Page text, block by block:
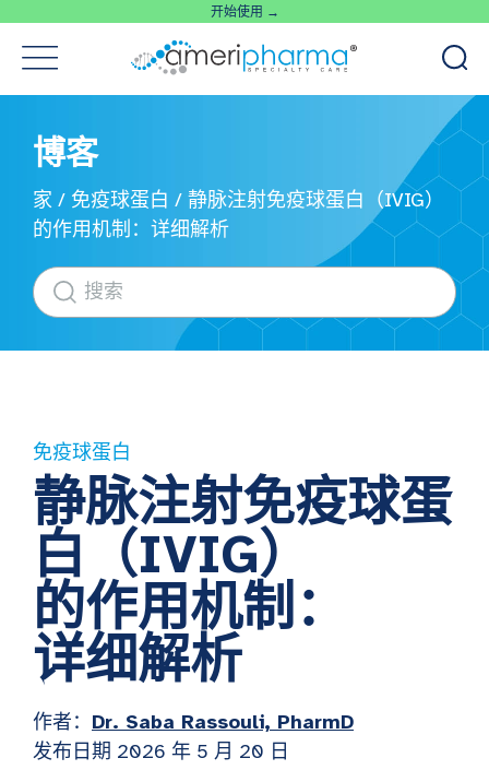
开始使用 →
博客
家 / 免疫球蛋白 / 静脉注射免疫球蛋白（IVIG）
的作用机制：详细解析
免疫球蛋白
静脉注射免疫球蛋
白（IVIG）
的作用机制：
详细解析
作者： Dr. Saba Rassouli, PharmD
发布日期 2026 年 5 月 20 日